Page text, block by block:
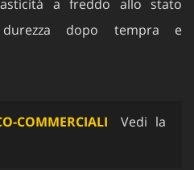
a freddo allo stato
dopo tempra e
COMMERCIALI
Vedi la